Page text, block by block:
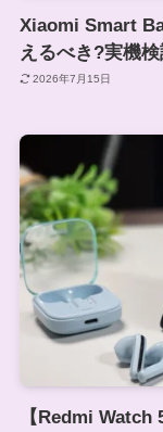
Xiaomi Smart
えるべき?実機
2026年7月15日
【Redmi